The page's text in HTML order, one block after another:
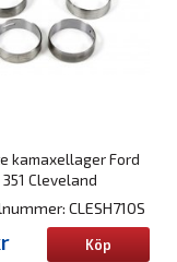
kamaxellager Ford
351 Cleveland
CLESH710S
Köp